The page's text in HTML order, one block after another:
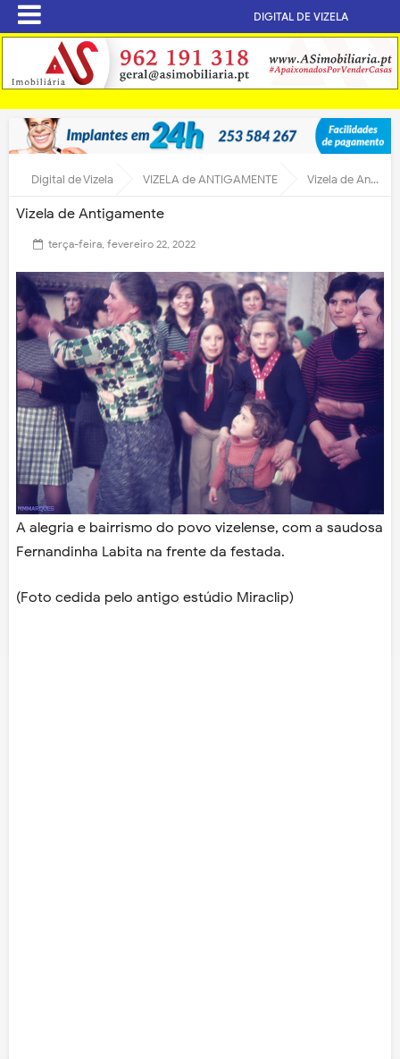
DIGITAL DE VIZELA
Digital de Vizela VIZELA de ANTIGAMENTE Vizela de Antigamente
Vizela de Antigamente
terça-feira, fevereiro 22, 2022
A alegria e bairrismo do povo vizelense, com a saudosa
Fernandinha Labita na frente da festada.
(Foto cedida pelo antigo estúdio Miraclip)